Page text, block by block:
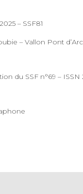
– SSF81
– Vallon Pont
du SSF n°69 – ISSN